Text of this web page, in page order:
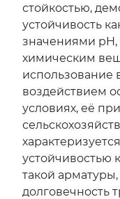
стойкостью,
устойчивость
значениями pH,
химическим
использование
воздействием
условиях, её
устойчивостью
такой
долговечность